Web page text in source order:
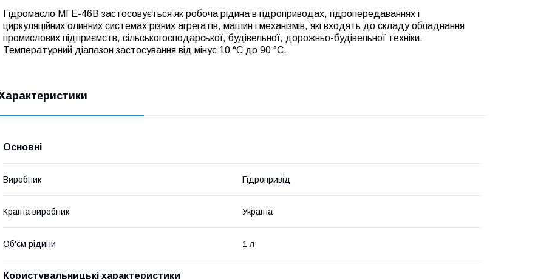
Гідромасло МГЕ-46В застосовується як робоча рідина в гідроприводах, гідропередаваннях і
циркуляційних оливних системах різних агрегатів, машин і механізмів, які входять до складу обладнання
промислових підприємств, сільськогосподарської, будівельної, дорожньо-будівельної техніки.
Температурний діапазон застосування від мінус 10 °C до 90 °C.
Основні
Виробник Гідропривід
Країна виробник Україна
Об'єм рідини 1 л
Користувальницькі характеристики